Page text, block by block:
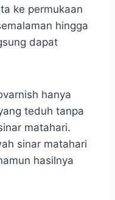
ke permukaan
hingga
dapat
hanya
teduh tanpa
matahari.
sinar matahari
hasilnya